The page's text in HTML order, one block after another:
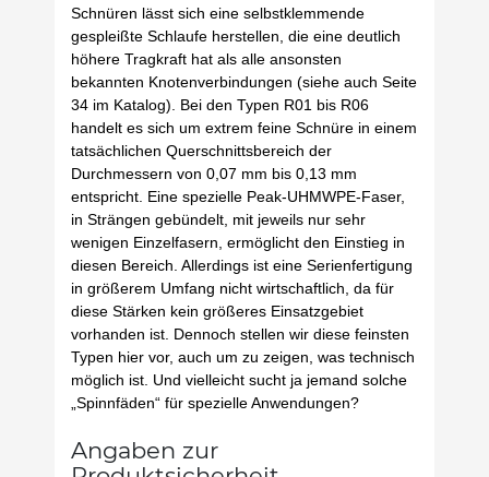
Schnüren lässt sich eine selbstklemmende
gespleißte Schlaufe herstellen, die eine deutlich
höhere Tragkraft hat als alle ansonsten
bekannten Knotenverbindungen (siehe auch Seite
34 im Katalog). Bei den Typen R01 bis R06
handelt es sich um extrem feine Schnüre in einem
tatsächlichen Querschnittsbereich der
Durchmessern von 0,07 mm bis 0,13 mm
entspricht. Eine spezielle Peak-UHMWPE-Faser,
in Strängen gebündelt, mit jeweils nur sehr
wenigen Einzelfasern, ermöglicht den Einstieg in
diesen Bereich. Allerdings ist eine Serienfertigung
in größerem Umfang nicht wirtschaftlich, da für
diese Stärken kein größeres Einsatzgebiet
vorhanden ist. Dennoch stellen wir diese feinsten
Typen hier vor, auch um zu zeigen, was technisch
möglich ist. Und vielleicht sucht ja jemand solche
„Spinnfäden“ für spezielle Anwendungen?
Angaben zur